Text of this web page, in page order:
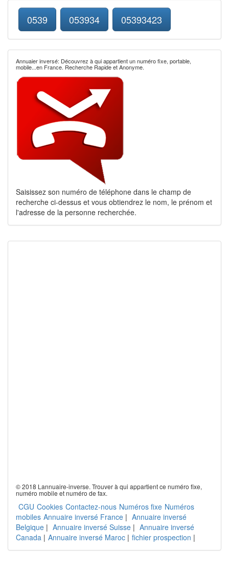
0539 053934 05393423
Annuaier inversé: Découvrez à qui appartient un numéro fixe, portable,
mobile...en France. Recherche Rapide et Anonyme.
Saisissez son numéro de téléphone dans le champ de
recherche ci-dessus et vous obtiendrez le nom, le prénom et
l'adresse de la personne recherchée.
© 2018 Lannuaire-inverse. Trouver à qui appartient ce numéro fixe,
numéro mobile et numéro de fax.
CGU Cookies Contactez-nous Numéros fixe Numéros
mobiles Annuaire inversé France | Annuaire inversé
Belgique | Annuaire inversé Suisse | Annuaire inversé
Canada | Annuaire inversé Maroc | fichier prospection |